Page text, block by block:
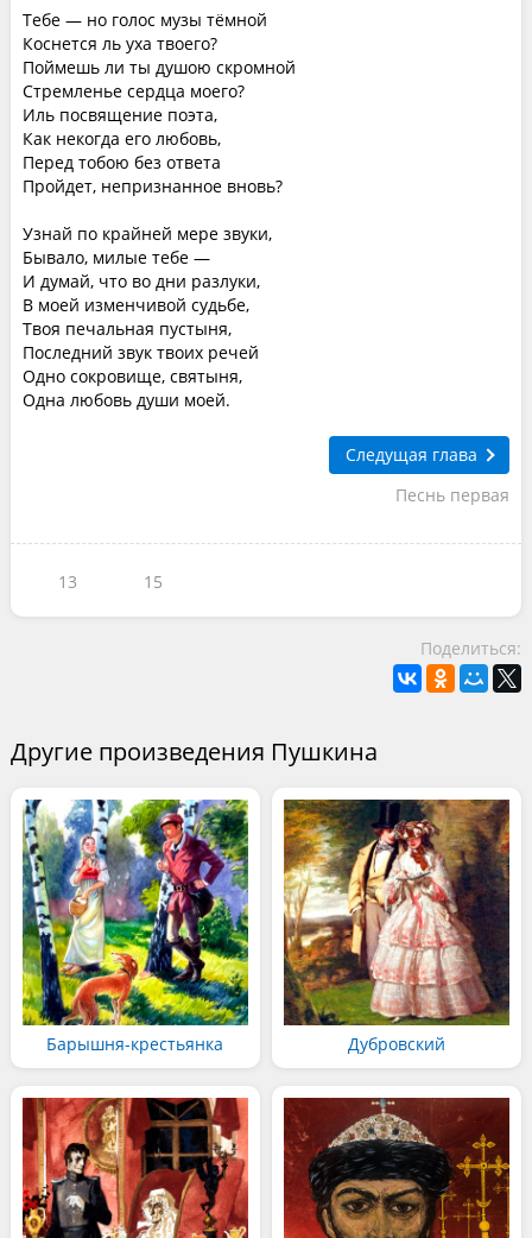
Тебе — но голос музы тёмной
Коснется ль уха твоего?
Поймешь ли ты душою скромной
Стремленье сердца моего?
Иль посвящение поэта,
Как некогда его любовь,
Перед тобою без ответа
Пройдет, непризнанное вновь?
Узнай по крайней мере звуки,
Бывало, милые тебе —
И думай, что во дни разлуки,
В моей изменчивой судьбе,
Твоя печальная пустыня,
Последний звук твоих речей
Одно сокровище, святыня,
Одна любовь души моей.
Следущая глава
Песнь первая
13 15
Поделиться:
Другие произведения Пушкина
Барышня-крестьянка Дубровский